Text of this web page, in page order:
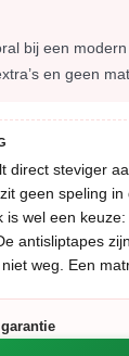
bij een
en geen
direct steviger
geen speling
is wel een
antisliptapes
weg. Een